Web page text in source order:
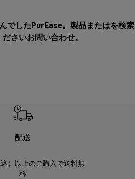
でしたPurEase。製品またはを検索
ださいお問い合わせ。
配送
）以上のご購入で送料無
料